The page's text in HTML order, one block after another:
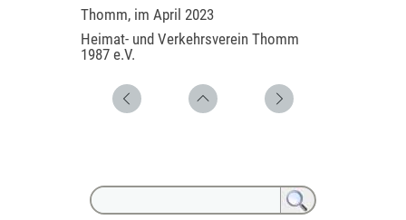
Thomm, im April 2023
Heimat- und Verkehrsverein Thomm
1987 e.V.